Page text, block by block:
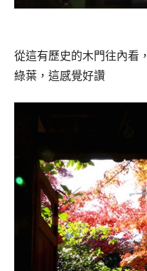
從這有歷史的木門往內看
綠葉，這感覺好讚